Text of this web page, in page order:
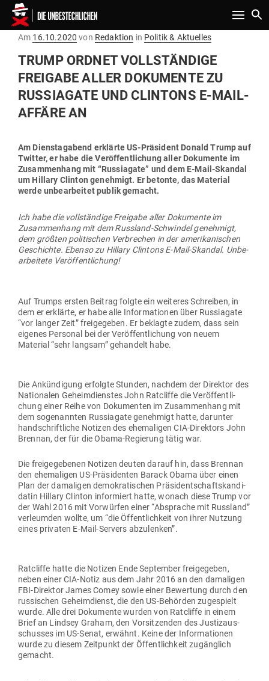
Toggle
Am Gepostet
16.10.2020 von Redaktion in Politik & Aktuelles
TRUMP ORDNET VOLL­STÄNDIGE
FREIGABE ALLER DOKU­MENTE ZU
RUS­SIAGATE UND CLINTONS E‑MAIL-
AFFÄRE AN
Am Diens­tag­abend erklärte US-Prä­sident Donald Trump auf
Twitter, er habe die Ver­öf­fent­li­chung aller Doku­mente im
Zusam­menhang mit “Rus­siagate” und dem E‑Mail-Skandal
um Hillary Clinton genehmigt. Er betonte, das Material
werde unbe­ar­beitet publik gemacht.
Ich habe die voll­ständige Freigabe aller Doku­mente im
Zusam­menhang mit dem Russland-Schwindel genehmigt,
dem größten poli­ti­schen Ver­brechen in der ame­ri­ka­ni­schen
Geschichte. Ebenso zu Hillary Clintons E‑Mail-Skandal. Unbe­
ar­beitete Veröffentlichung!
Auf Trumps ersten Beitrag folgte ein wei­teres Schreiben, in
dem er erklärte, er habe alle Infor­ma­tionen über Rus­siagate
“vor langer Zeit” frei­ge­geben. Er beklagte zudem, dass sein
eigenes Per­sonal bei der Ver­öf­fent­li­chung von neuem
Material “sehr langsam” gehandelt habe.
Die Ankün­digung erfolgte Stunden, nachdem der Direktor des
Natio­nalen Geheim­dienstes John Rat­cliffe die Ver­öf­fent­li­
chung einer Reihe von Doku­menten im Zusam­menhang mit
dem soge­nannten Rus­siagate genehmigt hatte, dar­unter
hand­schrift­liche Notizen des ehe­ma­ligen CIA-Direktors John
Brennan, der für die Obama-Regierung tätig war.
Die frei­ge­ge­benen Notizen deuten darauf hin, dass Brennan
den ehe­ma­ligen US-Prä­si­denten Barack Obama über einen
Plan der dama­ligen demo­kra­ti­schen Prä­si­dent­schafts­kan­di­
datin Hillary Clinton infor­miert hatte, wonach diese Trump vor
der Wahl 2016 mit Vor­würfen einer “Absprache mit Russland”
ver­leumden wollte, um “die Öffent­lichkeit von ihrer Nutzung
eines pri­vaten E‑Mail-Servers abzulenken”.
Rat­cliffe hatte die Notizen Ende Sep­tember frei­ge­geben,
neben einer CIA-Notiz aus dem Jahr 2016 an den dama­ligen
FBI-Direktor James Comey sowie einer Bewertung durch den
rus­si­schen Geheim­dienst, die den US-Behörden zuge­spielt
wurde. Alle drei Doku­mente wurden von Rat­cliffe in einem
Brief an Lindsey Graham, den Vor­sit­zenden des Jus­tiz­aus­
schusses im US-Senat, erwähnt. Keine der Infor­ma­tionen
wurde zu diesem Zeit­punkt der Öffent­lichkeit zugänglich
gemacht.